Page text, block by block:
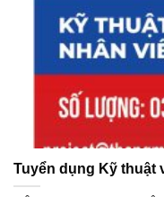
Tuyển dụng Kỹ thuật